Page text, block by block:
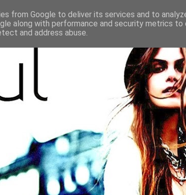
from Google to deliver its services and to
along with performance and security metrics
and address abuse.